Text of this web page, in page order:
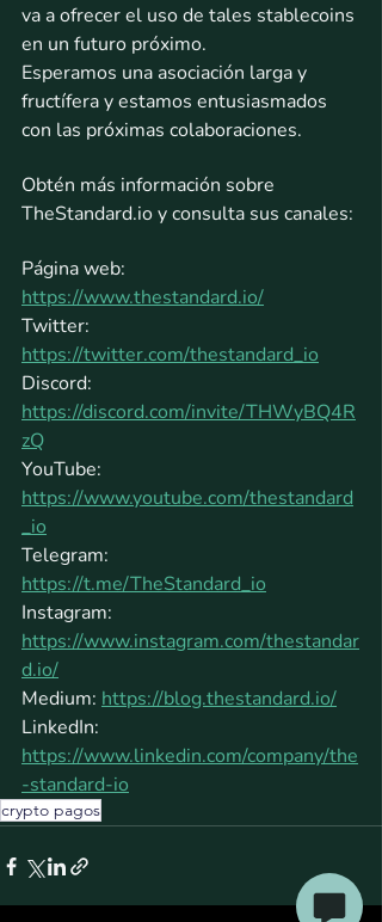
va a ofrecer el uso de tales stablecoins
en un futuro próximo.
Esperamos una asociación larga y
fructífera y estamos entusiasmados
con las próximas colaboraciones.
Obtén más información sobre
TheStandard.io y consulta sus canales:
Página web:
https://www.thestandard.io/
Twitter:
https://twitter.com/thestandard_io
Discord:
https://discord.com/invite/THWyBQ4R
zQ
YouTube:
https://www.youtube.com/thestandard
_io
Telegram:
https://t.me/TheStandard_io
Instagram:
https://www.instagram.com/thestandar
d.io/
Medium: https://blog.thestandard.io/
LinkedIn:
https://www.linkedin.com/company/the
-standard-io
crypto pagos